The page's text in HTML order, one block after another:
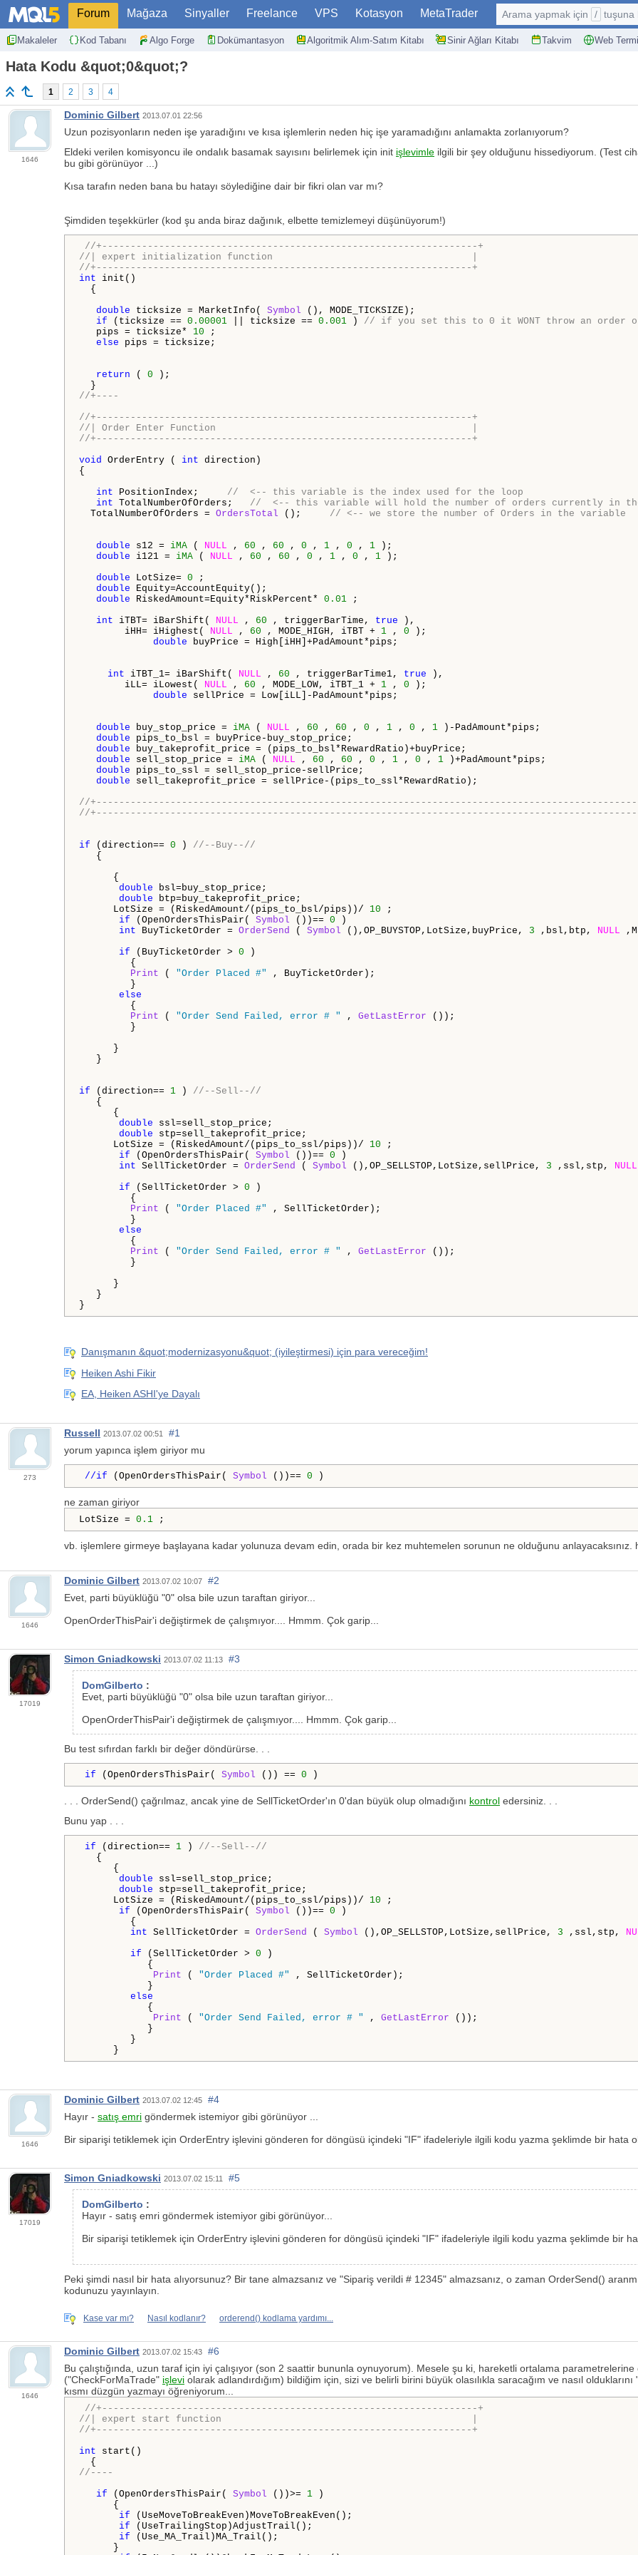
Forum Mağaza Sinyaller Freelance VPS Kotasyon MetaTrader
Makaleler Kod Tabanı Algo Forge Dokümantasyon Algoritmik Alım-Satım Kitabı Sinir Ağları Kitabı Takvim Web
Arama yapmak için / tuşuna
Hata Kodu &quot;0&quot;?
1 2 3 4
1646
Dominic Gilbert 2013.07.01 22:56
Uzun pozisyonların neden işe yaradığını ve kısa işlemlerin neden hiç işe yaramadığını anlamakta zorlanıyorum?
Eldeki verilen komisyoncu ile ondalık basamak sayısını belirlemek için init işlevimle ilgili bir şey olduğunu hissediyorum. (Test
bu gibi görünüyor ...)
Kısa tarafın neden bana bu hatayı söylediğine dair bir fikri olan var mı?
Şimdiden teşekkürler (kod şu anda biraz dağınık, elbette temizlemeyi düşünüyorum!)
//+------------------------------------------------------------------+
//| expert initialization function                                   |
//+------------------------------------------------------------------+
int init()
{
double ticksize = MarketInfo( Symbol (), MODE_TICKSIZE);
if (ticksize == 0.00001 || ticksize == 0.001 ) // if you set this to 0 it WONT throw an order
pips = ticksize* 10 ;
else pips = ticksize;
return ( 0 );
//+----
//+------------------------------------------------------------------+
//| Order Enter Function                                             |
//+------------------------------------------------------------------+
void OrderEntry ( int direction)
{
int PositionIndex; //  <-- this variable is the index used for the loop
int TotalNumberOfOrders; //  <-- this variable will hold the number of orders currently in
TotalNumberOfOrders = OrdersTotal (); // <-- we store the number of Orders in the variable
double s12 = iMA ( NULL , 60 , 60 , 0 , 1 , 0 , 1 );
double i121 = iMA ( NULL , 60 , 60 , 0 , 1 , 0 , 1 );
double LotSize= 0 ;
double Equity=AccountEquity();
double RiskedAmount=Equity*RiskPercent* 0.01 ;
int iTBT= iBarShift( NULL , 60 , triggerBarTime, true ),
iHH= iHighest( NULL , 60 , MODE_HIGH, iTBT + 1 , 0 );
double buyPrice = High[iHH]+PadAmount*pips;
int iTBT_1= iBarShift( NULL , 60 , triggerBarTime1, true ),
iLL= iLowest( NULL , 60 , MODE_LOW, iTBT_1 + 1 , 0 );
double sellPrice = Low[iLL]-PadAmount*pips;
double buy_stop_price = iMA ( NULL , 60 , 60 , 0 , 1 , 0 , 1 )-PadAmount*pips;
double pips_to_bsl = buyPrice-buy_stop_price;
double buy_takeprofit_price = (pips_to_bsl*RewardRatio)+buyPrice;
double sell_stop_price = iMA ( NULL , 60 , 60 , 0 , 1 , 0 , 1 )+PadAmount*pips;
double pips_to_ssl = sell_stop_price-sellPrice;
double sell_takeprofit_price = sellPrice-(pips_to_ssl*RewardRatio);
//
//
if (direction== 0 ) //--Buy--//
{
{
double bsl=buy_stop_price;
double btp=buy_takeprofit_price;
LotSize = (RiskedAmount/(pips_to_bsl/pips))/ 10 ;
if (OpenOrdersThisPair( Symbol ())== 0 )
int BuyTicketOrder = OrderSend ( Symbol (),OP_BUYSTOP,LotSize,buyPrice, 3 ,bsl,btp, NULL
if (BuyTicketOrder > 0 )
{
Print ( "Order Placed #"
, BuyTicketOrder);
}
else
{
Print ( "Order Send Failed, error # " , GetLastError ());
}
}
}
if (direction== 1 ) //--Sell--//
{
{
double ssl=sell_stop_price;
double stp=sell_takeprofit_price;
LotSize = (RiskedAmount/(pips_to_ssl/pips))/ 10 ;
if (OpenOrdersThisPair( Symbol ())== 0 )
int SellTicketOrder = OrderSend ( Symbol (),OP_SELLSTOP,LotSize,sellPrice, 3 ,ssl,stp, NULL
if (SellTicketOrder > 0 )
{
Print ( "Order Placed #"
, SellTicketOrder);
}
else
{
Print ( "Order Send Failed, error # " , GetLastError ());
}
}
}
Danışmanın &quot;modernizasyonu&quot; (iyileştirmesi) için para vereceğim!
Heiken Ashi Fikir
EA, Heiken ASHI'ye Dayalı
273
Russell 2013.07.02 00:51
#1
yorum yapınca işlem giriyor mu
//if (OpenOrdersThisPair( Symbol ())== 0
ne zaman giriyor
LotSize = 0.1 ;
vb. işlemlere girmeye başlayana kadar yolunuza devam edin, orada bir kez muhtemelen sorunun ne olduğunu anlayacaksınız.
1646
Dominic Gilbert 2013.07.02 10:07
#2
Evet, parti büyüklüğü "0" olsa bile uzun taraftan giriyor...
OpenOrderThisPair'i değiştirmek de çalışmıyor.... Hmmm. Çok garip...
17019
Simon Gniadkowski 2013.07.02 11:13 #3
DomGilberto :
Evet, parti büyüklüğü "0" olsa bile uzun taraftan giriyor...
OpenOrderThisPair'i değiştirmek de çalışmıyor.... Hmmm. Çok garip...
Bu test sıfırdan farklı bir değer döndürürse. . .
if (OpenOrdersThisPair( Symbol ()) == 0 )
. . . OrderSend() çağrılmaz, ancak yine de SellTicketOrder'ın 0'dan büyük olup olmadığını kontrol edersiniz. . .
Bunu yap . . .
if (direction== 1 ) //--Sell--//
{
{
double ssl=sell_stop_price;
double stp=sell_takeprofit_price;
LotSize = (RiskedAmount/(pips_to_ssl/pips))/ 10 ;
if (OpenOrdersThisPair( Symbol ())== 0 )
{
int SellTicketOrder = OrderSend ( Symbol (),OP_SELLSTOP,LotSize,sellPrice, 3 ,ssl,stp,
if (SellTicketOrder > 0 )
{
Print ( "Order Placed #"
, SellTicketOrder);
}
else
{
Print ( "Order Send Failed, error # " , GetLastError ());
}
}
}
1646
Dominic Gilbert 2013.07.02 12:45
#4
Hayır - satış emri göndermek istemiyor gibi görünüyor ...
Bir siparişi tetiklemek için OrderEntry işlevini gönderen for döngüsü içindeki "IF" ifadeleriyle ilgili kodu yazma şeklimde bir hata
17019
Simon Gniadkowski 2013.07.02 15:11 #5
DomGilberto :
Hayır - satış emri göndermek istemiyor gibi görünüyor...
Bir siparişi tetiklemek için OrderEntry işlevini gönderen for döngüsü içindeki "IF" ifadeleriyle ilgili kodu yazma şeklimde bir
Peki şimdi nasıl bir hata alıyorsunuz? Bir tane almazsanız ve "Sipariş verildi # 12345" almazsanız, o zaman OrderSend()
kodunuzu yayınlayın.
Kase var mı? Nasıl kodlanır? orderend() kodlama yardımı...
1646
Dominic Gilbert 2013.07.02 15:43
#6
Bu çalıştığında, uzun taraf için iyi çalışıyor (son 2 saattir bununla oynuyorum). Mesele şu ki, hareketli ortalama
("CheckForMaTrade" işlevi olarak adlandırdığım) bildiğim için, sizi ve belirli birini büyük olasılıkla saracağım ve nasıl
kısmı düzgün yazmayı öğreniyorum...
//+------------------------------------------------------------------+
//| expert start function                                            |
//+------------------------------------------------------------------+
int start()
//----
if (OpenOrdersThisPair( Symbol ())>= 1 )
{
if (UseMoveToBreakEven)MoveToBreakEven();
if (UseTrailingStop)AdjustTrail();
if (Use_MA_Trail)MA_Trail();
}